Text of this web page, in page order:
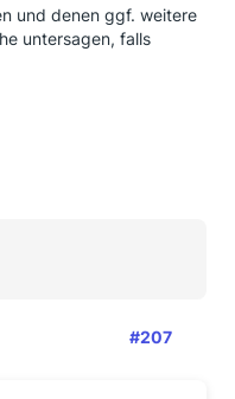
und denen ggf. weitere
untersagen, falls
#207